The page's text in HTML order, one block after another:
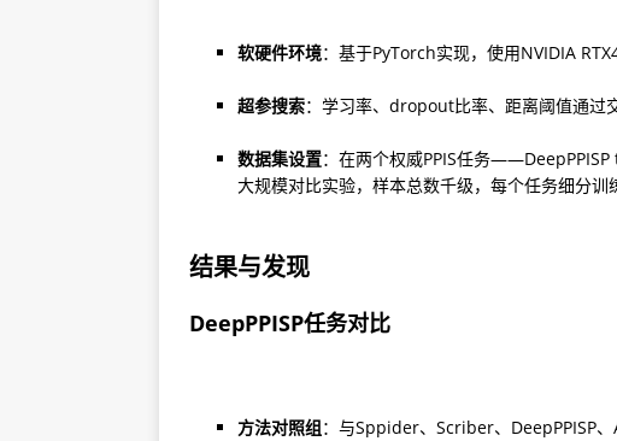
软硬件环境：基于PyTorch实现，使用NVIDIA
超参搜索：学习率、dropout比率、距离阈值通过
数据集设置：在两个权威PPIS任务
大规模对比实验，样本总数千级，每个任务细分训
结果与发现
DeepPPISP任务对比
方法对照组：与Sppider、Scriber、DeepPPISP